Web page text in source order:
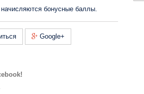
начисляются бонусные баллы.
Google+